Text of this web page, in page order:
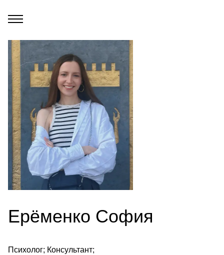
Ерёменко София
Психолог; Консультант;